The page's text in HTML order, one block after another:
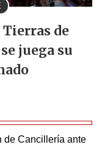
Tierras de
juega su
de Cancillería ante